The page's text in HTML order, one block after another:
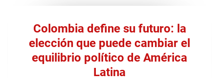
Colombia define su futuro: la
elección que puede cambiar el
equilibrio político de América
Latina